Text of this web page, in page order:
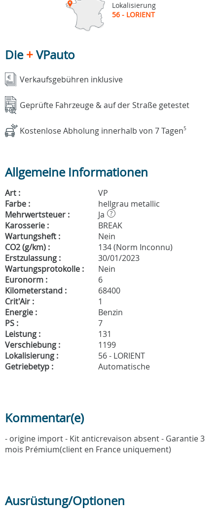
Lokalisierung
56 - LORIENT
Die+VPauto
Verkaufsgebühren inklusive
Geprüfte Fahrzeuge & auf der Straße getestet
Kostenlose Abholung innerhalb von 7 Tagen5
Allgemeine Informationen
Art :
VP
Farbe :
hellgrau metallic
Mehrwertsteuer :
Ja ?
Karosserie :
BREAK
Wartungsheft :
Nein
CO2 (g/km) :
134 (Norm Inconnu)
Erstzulassung :
30/01/2023
Wartungsprotokolle :
Nein
Euronorm :
6
Kilometerstand :
68400
Crit'Air :
1
Energie :
Benzin
PS :
7
Leistung :
131
Verschiebung :
1199
Lokalisierung :
56 - LORIENT
Getriebetyp :
Automatische
Kommentar(e)
- origine import - Kit anticrevaison absent - Garantie 3
mois Prémium(client en France uniquement)
Ausrüstung/Optionen